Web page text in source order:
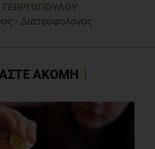
Society of Cardiology (ESC). Eur
ΓΕΩΡΓΟΠΟΎΛΟΥ
- Διατροφολόγος
ΑΚΟΜΗ